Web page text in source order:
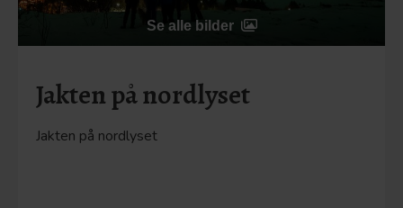
Se alle bilder
Jakten på nordlyset
Jakten på nordlyset